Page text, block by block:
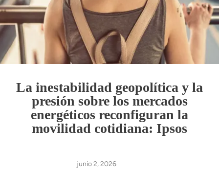
La inestabilidad geopolítica y la
presión sobre los mercados
energéticos reconfiguran la
movilidad cotidiana: Ipsos
junio 2, 2026